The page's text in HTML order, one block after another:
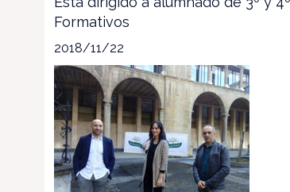
Formativos
2018/11/22